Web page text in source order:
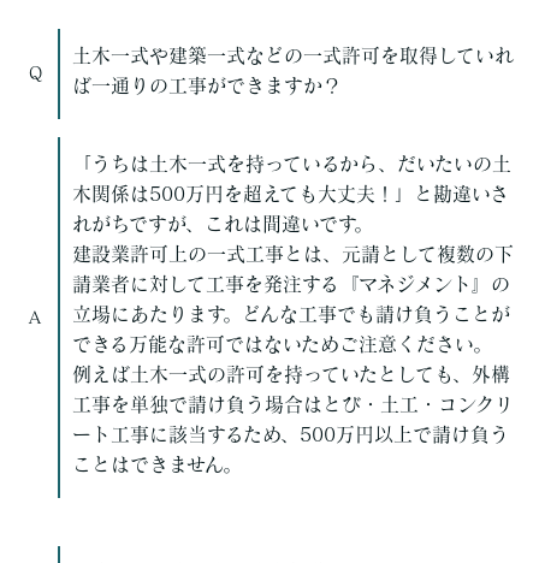
Q
土木一式や建築一式などの一式許可を取得していれ
ば一通りの工事ができますか？
A
「うちは土木一式を持っているから、だいたいの土
木関係は500万円を超えても大丈夫！」と勘違いさ
れがちですが、これは間違いです。
建設業許可上の一式工事とは、元請として複数の下
請業者に対して工事を発注する『マネジメント』の
立場にあたります。どんな工事でも請け負うことが
できる万能な許可ではないためご注意ください。
例えば土木一式の許可を持っていたとしても、外構
工事を単独で請け負う場合はとび・土工・コンクリ
ート工事に該当するため、500万円以上で請け負う
ことはできません。